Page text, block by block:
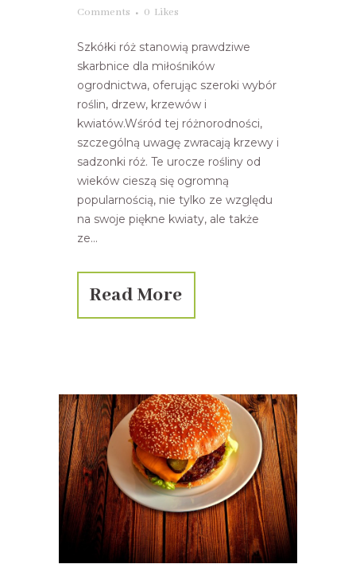
Comments
0 Likes
Szkółki róż stanowią prawdziwe
skarbnice dla miłośników
ogrodnictwa, oferując szeroki wybór
roślin, drzew, krzewów i
kwiatów.Wśród tej różnorodności,
szczególną uwagę zwracają krzewy i
sadzonki róż. Te urocze rośliny od
wieków cieszą się ogromną
popularnością, nie tylko ze względu
na swoje piękne kwiaty, ale także
ze...
Read More